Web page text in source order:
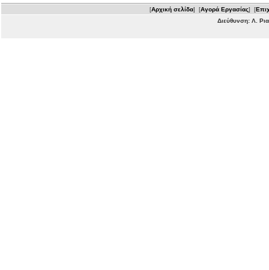
[Αρχική σελίδα] [Αγορά Εργασίας] [
Διεύθυνση: Λ.